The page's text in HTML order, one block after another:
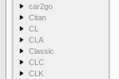
car2go
Citan
CL
CLA
Classic
CLC
CLK